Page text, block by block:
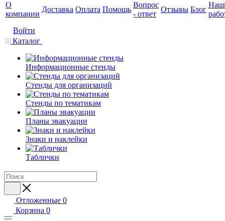
О
компании
Доставка Оплата Помощь
Вопрос
- ответ
Отзывы Блог
Войти
Каталог
Информационные стенды
Стенды для организаций
Стенды по тематикам
Планы эвакуации
Знаки и наклейки
Таблички
Отложенные 0
Корзина 0